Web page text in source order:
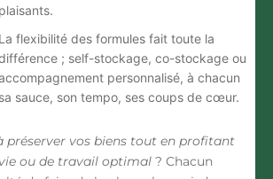
plaisants.
La flexibilité des formules fait toute la
; self-stockage, co-stockage ou
personnalisé, à chacun
sa sauce, son tempo, ses coups de cœur.
préserver vos biens tout en profitant
vie ou de travail optimal ? Chacun